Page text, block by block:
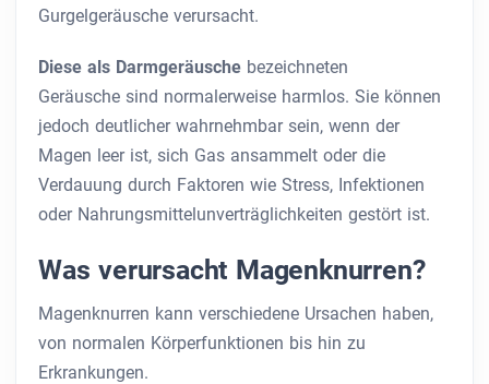
Gurgelgeräusche verursacht.
Diese als Darmgeräusche bezeichneten
Geräusche sind normalerweise harmlos. Sie können
jedoch deutlicher wahrnehmbar sein, wenn der
Magen leer ist, sich Gas ansammelt oder die
Verdauung durch Faktoren wie Stress, Infektionen
oder Nahrungsmittelunverträglichkeiten gestört ist.
Was verursacht Magenknurren?
Magenknurren kann verschiedene Ursachen haben,
von normalen Körperfunktionen bis hin zu
Erkrankungen.